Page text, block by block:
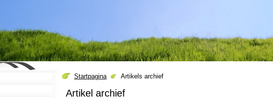
Startpagina Artikels archief
Artikel archief